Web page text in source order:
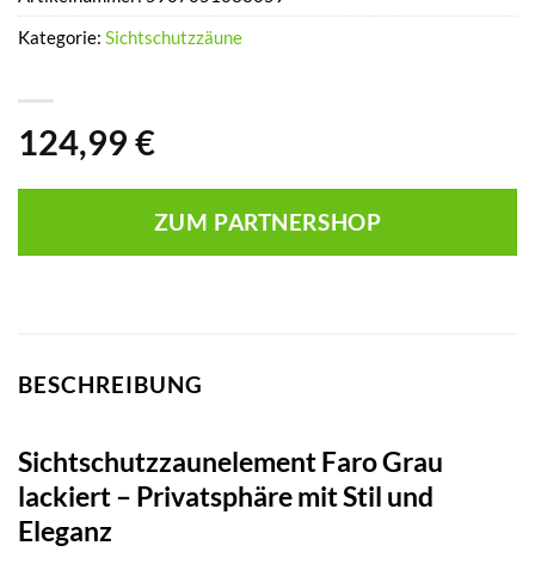
124,99 €
ZUM PARTNERSHOP
Kategorie: Sichtschutzzäune
BESCHREIBUNG
Sichtschutzzaunelement Faro Grau
lackiert – Privatsphäre mit Stil und
Eleganz